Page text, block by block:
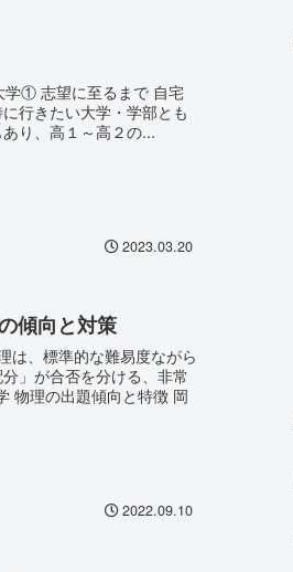
① 志望に至るまで 自宅
行きたい大学・学部とも
り、高１～高２の...
2023.03.20
傾向と対策
は、標準的な難易度ながら
」が合否を分ける、非常
物理の出題傾向と特徴 岡
2022.09.10